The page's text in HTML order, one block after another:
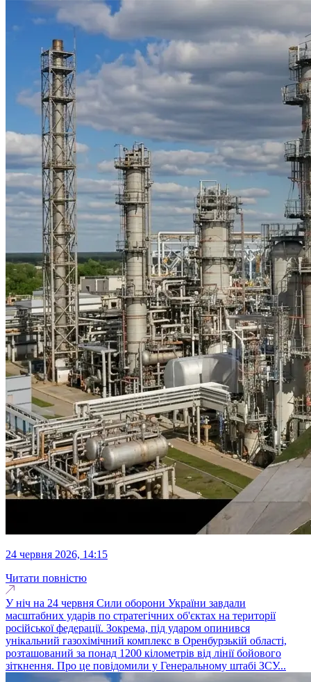
24 червня 2026, 14:15
Читати повністю
У ніч на 24 червня Сили оборони України завдали
масштабних ударів по стратегічних об'єктах на території
російської федерації. Зокрема, під ударом опинився
унікальний газохімічний комплекс в Оренбурзькій області,
розташований за понад 1200 кілометрів від лінії бойового
зіткнення. Про це повідомили у Генеральному штабі ЗСУ...